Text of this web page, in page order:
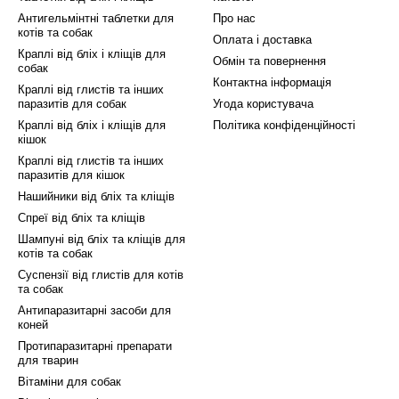
добре переносяться тваринами та мають
вихованців будь-якого віку та розмірів.
ви можете замовити Мілпро таблетки за
продукцію, яка проходить суворий
можливість оплати при отриманні замовлення
своїх улюблених вихованців надійним
здорових та щасливих вихованців вже
Антигельмінтні таблетки для
котів та собак
Краплі від бліх і кліщів для
собак
Краплі від глистів та інших
паразитів для собак
Краплі від бліх і кліщів для
кішок
Краплі від глистів та інших
паразитів для кішок
Нашийники від бліх та кліщів
Спреї від бліх та кліщів
Шампуні від бліх та кліщів для
котів та собак
Суспензії від глистів для котів
та собак
Антипаразитарні засоби для
коней
Протипаразитарні препарати
для тварин
Вітаміни для собак
Про нас
Оплата і доставка
Обмін та повернення
Контактна інформація
Угода користувача
Політика конфіденційності